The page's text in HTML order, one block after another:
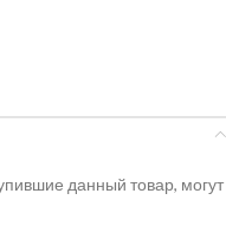
данный товар, могут